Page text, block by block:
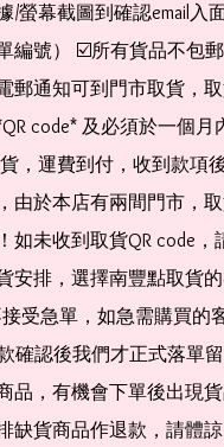
/螢幕截圖到確認email入
編號） ☑️所有貨品不包
郵通知可到門市取貨，
code* 及必須於一個月
，運費到付，收到款項
由於本店有兩間門市，
如未收到取貨QR code
安排，選擇南豐點取貨
受急單，如急需購買的
確認後我們才正式落單
品，有機會下單後出現
缺貨商品作退款，請體